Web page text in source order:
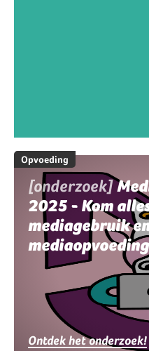
Opvoeding
[onderzoek]
2025 - Kom
mediagebruik
Ontdek het onderzoek!